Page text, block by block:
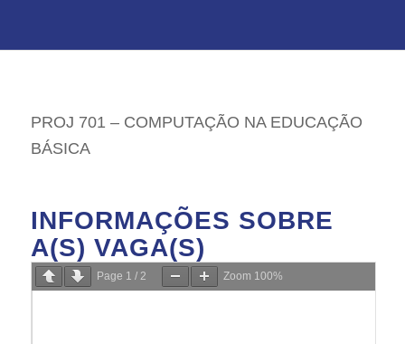
PROJ 701 – COMPUTAÇÃO NA EDUCAÇÃO
BÁSICA
INFORMAÇÕES SOBRE
A(S) VAGA(S)
Page 1 / 2 Zoom 100%